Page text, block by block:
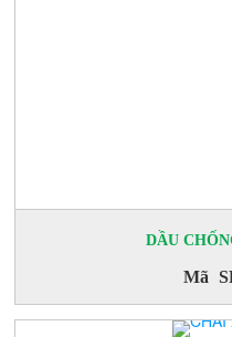
DẦU
Mã
CHAI XỊT
Mã SP: